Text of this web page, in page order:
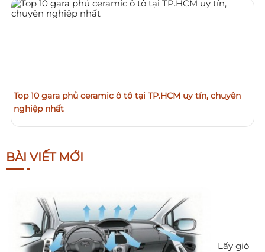
Top 10 gara phủ ceramic ô tô tại TP.HCM uy tín, chuyên
nghiệp nhất
BÀI VIẾT MỚI
Lấy gió